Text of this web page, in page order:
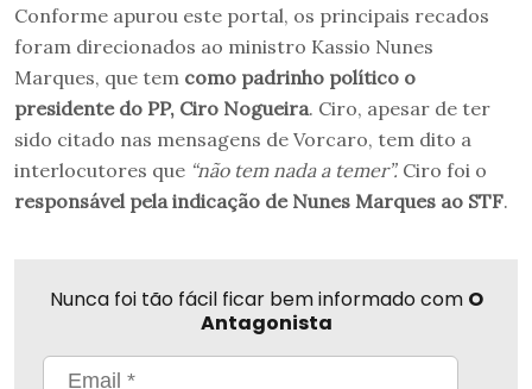
Conforme apurou este portal, os principais recados
foram direcionados ao ministro Kassio Nunes
Marques, que tem como padrinho político o
presidente do PP, Ciro Nogueira. Ciro, apesar de ter
sido citado nas mensagens de Vorcaro, tem dito a
interlocutores que “não tem nada a temer”. Ciro foi o
responsável pela indicação de Nunes Marques ao STF.
Nunca foi tão fácil ficar bem informado com O
Antagonista